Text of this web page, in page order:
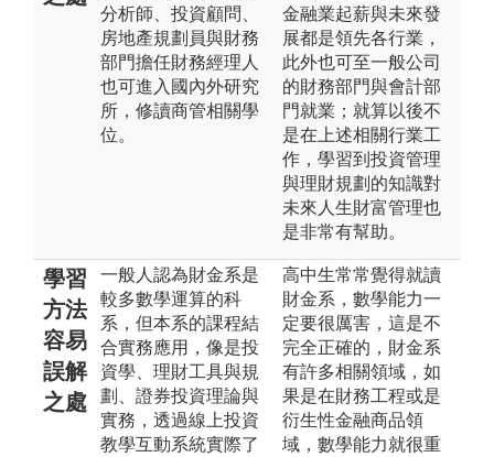
分析師、投資顧問、
房地產規劃員與財務
部門擔任財務經理人
也可進入國內外研究
所，修讀商管相關學
位。
金融業起薪與未來發
展都是領先各行業，
此外也可至一般公司
的財務部門與會計部
門就業；就算以後不
是在上述相關行業工
作，學習到投資管理
與理財規劃的知識對
未來人生財富管理也
是非常有幫助。
學習
方法
容易
誤解
之處
一般人認為財金系是
較多數學運算的科
系，但本系的課程結
合實務應用，像是投
資學、理財工具與規
劃、證券投資理論與
實務，透過線上投資
教學互動系統實際了
高中生常常覺得就讀
財金系，數學能力一
定要很厲害，這是不
完全正確的，財金系
有許多相關領域，如
果是在財務工程或是
衍生性金融商品領
域，數學能力就很重